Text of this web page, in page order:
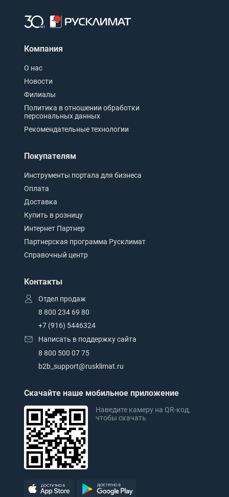
Компания
О нас
Новости
Филиалы
Политика в отношении обработки
персональных данных
Рекомендательные технологии
Покупателям
Инструменты портала для бизнеса
Оплата
Доставка
Купить в розницу
Интернет Партнер
Партнерская программа Русклимат
Справочный центр
Контакты
Отдел продаж
8 800 234 69 80
+7 (916) 5446324
Написать в поддержку сайта
8 800 500 07 75
b2b_support@rusklimat.ru
Скачайте наше мобильное приложение
Наведите камеру на QR-код,
чтобы скачать